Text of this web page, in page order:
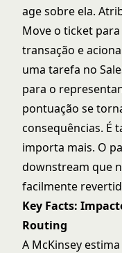
age sobre ela.
Move o ticket para
transação e
uma tarefa no
para o
pontuação se
consequências. É
importa mais. O
downstream que
facilmente
Key Facts:
Routing
A McKinsey